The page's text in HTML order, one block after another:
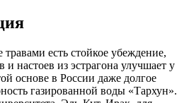
есть стойкое убеждение,
и настоев из эстрагона улучшает у
основе в России даже долгое
газированной воды «Тархун».